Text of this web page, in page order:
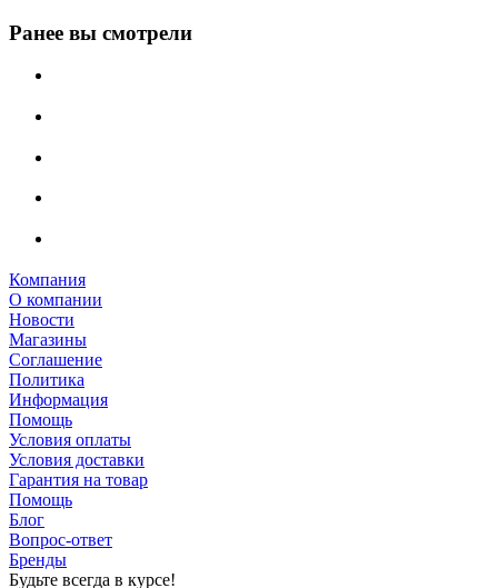
Ранее вы смотрели
Компания
О компании
Новости
Магазины
Соглашение
Политика
Информация
Помощь
Условия оплаты
Условия доставки
Гарантия на товар
Помощь
Блог
Вопрос-ответ
Бренды
Будьте всегда в курсе!